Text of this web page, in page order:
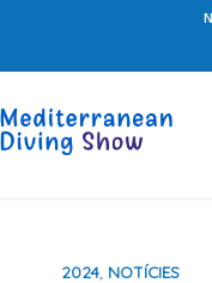
2024, NOTÍCIES